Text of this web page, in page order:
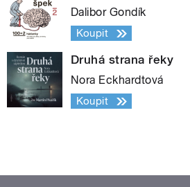
Dalibor Gondík
Koupit
Druhá strana řeky
Nora Eckhardtová
Koupit